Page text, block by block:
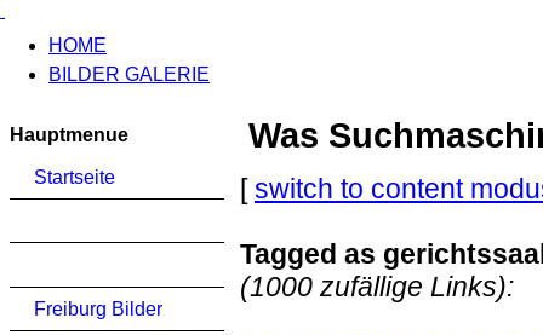
HOME
BILDER GALERIE
Hauptmenue
Startseite
Freiburg Bilder
Was
[switch to content
Tagged as
(1000 zufällige Links):